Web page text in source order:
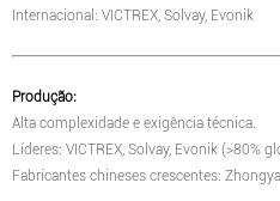
Internacional: VICTREX, Solvay, Evonik
Produção:
Alta complexidade e exigência técnica.
Líderes: VICTREX, Solvay, Evonik (>80%
Fabricantes chineses crescentes: